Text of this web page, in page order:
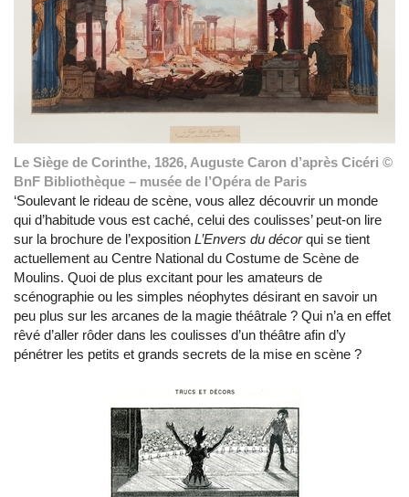
Le Siège de Corinthe, 1826, Auguste Caron d’après Cicéri ©
BnF Bibliothèque – musée de l’Opéra de Paris
‘Soulevant le rideau de scène, vous allez découvrir un monde
qui d’habitude vous est caché, celui des coulisses’ peut-on lire
sur la brochure de l’exposition L’Envers du décorqui se tient
actuellement au Centre National du Costume de Scène de
Moulins. Quoi de plus excitant pour les amateurs de
scénographie ou les simples néophytes désirant en savoir un
peu plus sur les arcanes de la magie théâtrale ? Qui n’a en effet
rêvé d’aller rôder dans les coulisses d’un théâtre afin d’y
pénétrer les petits et grands secrets de la mise en scène ?